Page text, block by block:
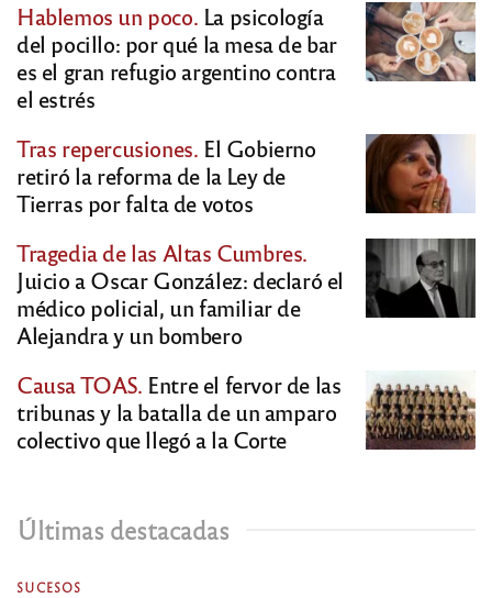
Hablemos un poco. La psicología
del pocillo: por qué la mesa de bar
es el gran refugio argentino contra
el estrés
Tras repercusiones. El Gobierno
retiró la reforma de la Ley de
Tierras por falta de votos
Tragedia de las Altas Cumbres.
Juicio a Oscar González: declaró el
médico policial, un familiar de
Alejandra y un bombero
Causa TOAS. Entre el fervor de las
tribunas y la batalla de un amparo
colectivo que llegó a la Corte
Últimas destacadas
SUCESOS